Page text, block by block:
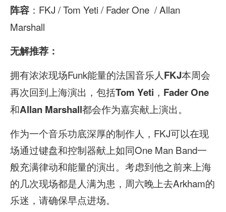
阵容 ：FKJ / Tom Yeti / Fader One / Allan
Marshall
无解推荐：
拥有浓浓现场Funk能量的法国音乐人FKJ本周会
再次回到上海演出，包括Tom Yeti ， Fader One
和Allan Marshall都会作为嘉宾献上演出。
作为一个音乐功底深厚的制作人，FKJ可以在现
场通过键盘和控制器献上如同One Man Band一
般充满律动和能量的演出。考虑到他之前来上海
的几次现场都是人满为患，周六晚上去Arkham的
乐迷，请确保早点进场。